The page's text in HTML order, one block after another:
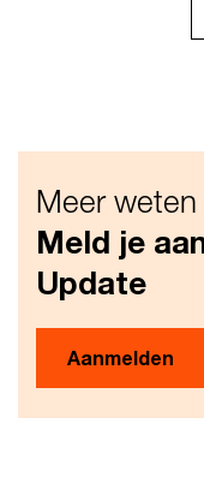
Meer
Meld je
Update
Aanmelden